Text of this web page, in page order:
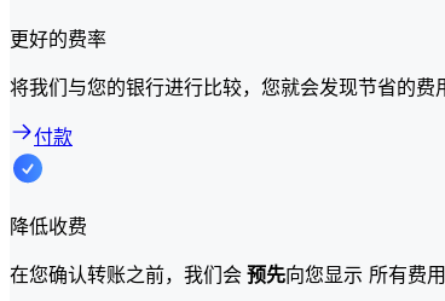
更好的费率
将我们与您的银行进行比较，您就会发现节省的费
付款
降低收费
在您确认转账之前，我们会 预先向您显示 所有费